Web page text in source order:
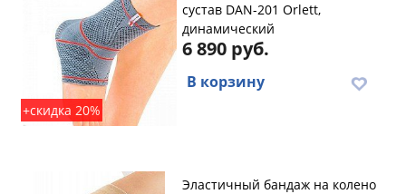
+скидка 20%
сустав DAN-201 Orlett,
динамический
6 890 руб.
В корзину
Эластичный бандаж на колено